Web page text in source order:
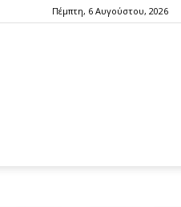
Πέμπτη, 6 Αυγούστου, 2026